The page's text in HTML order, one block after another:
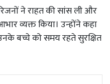
ने राहत की सांस ली और
व्यक्त किया। उन्होंने कहा
बच्चे को समय रहते सुरक्षित